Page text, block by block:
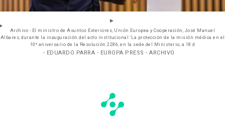
Archivo - El ministro de Asuntos Exteriores, Unión Europea y Cooperación, José Manuel
Albares, durante la inauguración del acto institucional ‘La protección de la misión médica en el
10º aniversario de la Resolución 2286, en la sede del Ministerio, a 18 d
- EDUARDO PARRA - EUROPA PRESS - ARCHIVO